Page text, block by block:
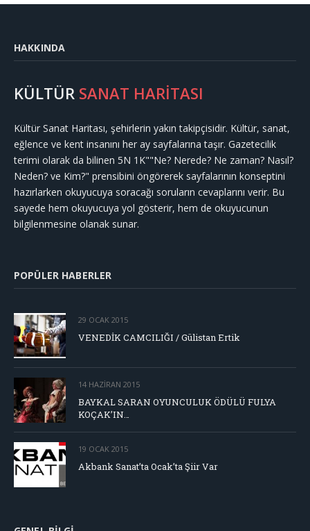
HAKKINDA
KÜLTÜR SANAT HARİTASI
Kültür Sanat Haritası, şehirlerin yakın takipçisidir. Kültür, sanat,
eğlence ve kent insanını her ay sayfalarına taşır. Gazetecilik
terimi olarak da bilinen 5N 1K""Ne? Nerede? Ne zaman? Nasıl?
Neden? ve Kim?" prensibini öngörerek sayfalarının konseptini
hazırlarken okuyucuya soracağı soruların cevaplarını verir. Bu
sayede hem okuyucuya yol gösterir, hem de okuyucunun
bilgilenmesine olanak sunar.
POPÜLER HABERLER
29 OCAK 2015
VENEDİK CAMCILIĞI / Gülistan Ertik
14 HAZIRAN 2015
BAYKAL SARAN OYUNCULUK ÖDÜLÜ FULYA
KOÇAK’IN…
19 OCAK 2015
Akbank Sanat’ta Ocak’ta Şiir Var